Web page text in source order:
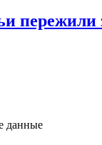
данные